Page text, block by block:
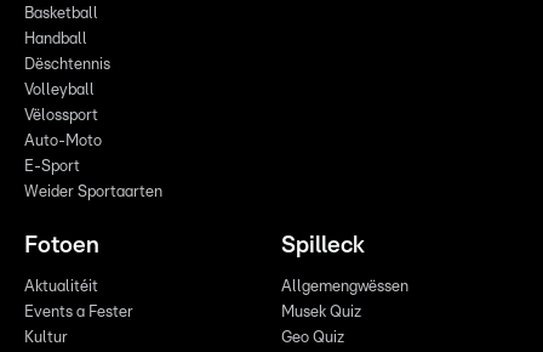
Basketball
Handball
Dëschtennis
Volleyball
Vëlossport
Auto-Moto
E-Sport
Weider Sportaarten
Fotoen
Aktualitéit
Events a Fester
Kultur
Spilleck
Allgemengwëssen
Musek Quiz
Geo Quiz